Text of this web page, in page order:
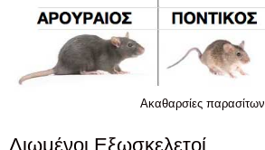
Ακαθαρσίες παρασίτων
Λιωμένοι Εξωσκελετοί